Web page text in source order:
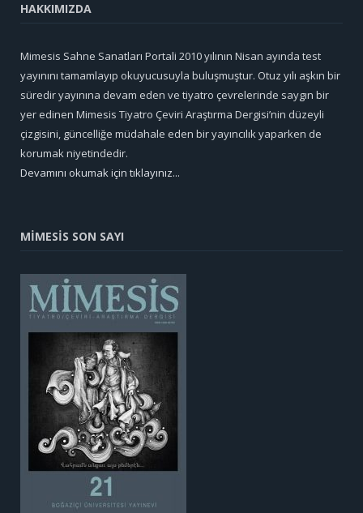
HAKKIMIZDA
Mimesis Sahne Sanatları Portali 2010 yılının Nisan ayında test
yayınını tamamlayıp okuyucusuyla buluşmuştur. Otuz yılı aşkın bir
süredir yayınına devam eden ve tiyatro çevrelerinde saygın bir
yer edinen Mimesis Tiyatro Çeviri Araştırma Dergisi’nin düzeyli
çizgisini, güncelliğe müdahale eden bir yayıncılık yaparken de
korumak niyetindedir.
Devamını okumak için tıklayınız...
MİMESİS SON SAYI